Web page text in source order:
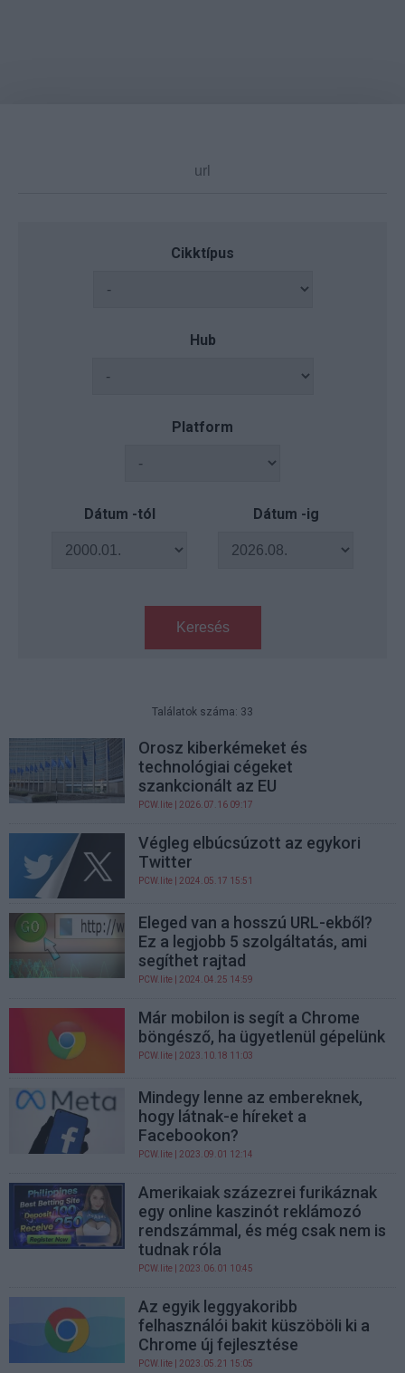
Cikktípus
Hub
Platform
Dátum -tól Dátum -ig
Keresés
Találatok száma: 33
Orosz kiberkémeket és
technológiai cégeket
szankcionált az EU
PCW.lite | 2026.07.16 09:17
Végleg elbúcsúzott az egykori
Twitter
PCW.lite | 2024.05.17 15:51
Eleged van a hosszú URL-ekből?
Ez a legjobb 5 szolgáltatás, ami
segíthet rajtad
PCW.lite | 2024.04.25 14:59
Már mobilon is segít a Chrome
böngésző, ha ügyetlenül gépelünk
PCW.lite | 2023.10.18 11:03
Mindegy lenne az embereknek,
hogy látnak-e híreket a
Facebookon?
PCW.lite | 2023.09.01 12:14
Amerikaiak százezrei furikáznak
egy online kaszinót reklámozó
rendszámmal, és még csak nem is
tudnak róla
PCW.lite | 2023.06.01 10:45
Az egyik leggyakoribb
felhasználói bakit küszöböli ki a
Chrome új fejlesztése
PCW.lite | 2023.05.21 15:05